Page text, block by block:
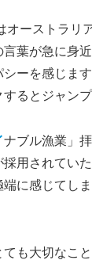
オーストラリ
言葉が急に身
ーを感じま
するとジャンプ
ナブル漁業」
用されてい
端に感じてし
ても大切なこ